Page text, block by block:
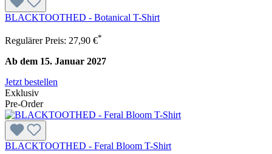
BLACKTOOTHED - Botanical T-Shirt
Regulärer Preis: 27,90 €*
Ab dem 15. Januar 2027
Jetzt bestellen
Exklusiv
Pre-Order
BLACKTOOTHED - Feral Bloom T-Shirt